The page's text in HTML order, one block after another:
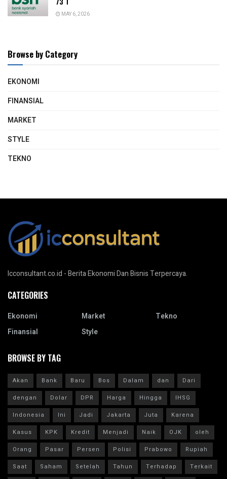
MAY 6, 2026
Browse by Category
EKONOMI
FINANSIAL
MARKET
STYLE
TEKNO
Icconsultant.co.id - Berita Ekonomi Dan Bisnis Terpercaya.
CATEGORIES
Ekonomi
Finansial
Market
Style
Tekno
BROWSE BY TAG
Akan Bank Baru Bos Dalam dan
Dari
dengan
Dolar DPR Harga Hingga
IHSG
Indonesia
Ini Jadi Jakarta Juta
Karena
Kasus
KPK Kredit Menjadi Naik OJK
oleh
Orang
Pasar Persen Polisi Prabowo
Rupiah
Saat
Saham Setelah Tahun Terhadap Terkait